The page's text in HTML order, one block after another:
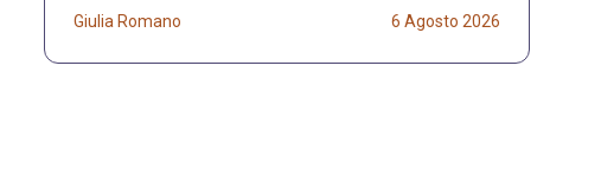
Giulia Romano 6 Agosto 2026